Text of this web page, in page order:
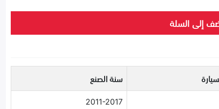
إلى السلة
سنة الصنع
2011-2017